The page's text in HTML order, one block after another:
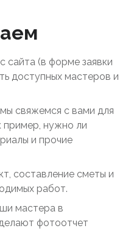
сайта (в форме заявки
доступных мастеров и
свяжемся с вами для
пример, нужно ли
и прочие
составление сметы и
работ.
мастера в
фотоотчет